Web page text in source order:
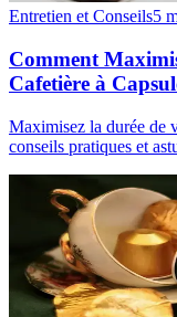
Entretien et Conseils5
Comment
Cafetière à
Maximisez la durée de
conseils pratiques et